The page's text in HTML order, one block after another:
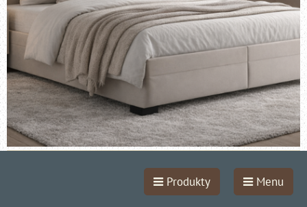
Produkty Menu